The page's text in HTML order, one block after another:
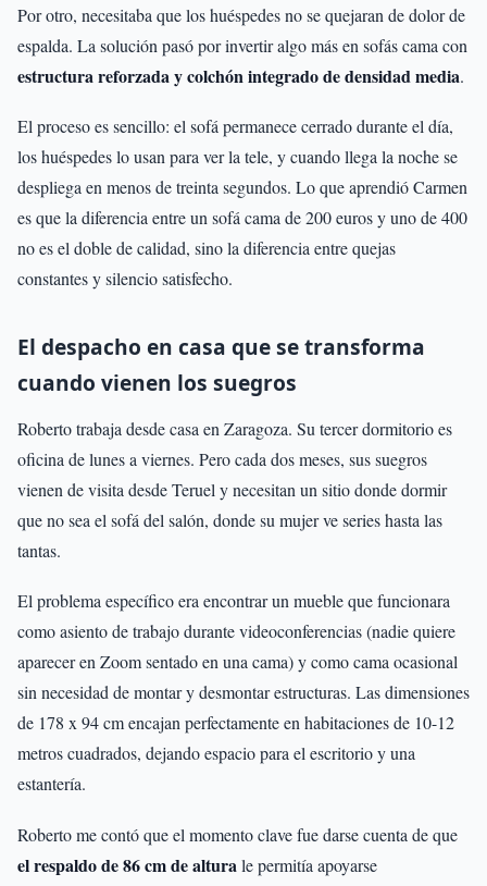
Por otro, necesitaba que los huéspedes no se quejaran de dolor de
espalda. La solución pasó por invertir algo más en sofás cama con
estructura reforzada y colchón integrado de densidad media.
El proceso es sencillo: el sofá permanece cerrado durante el día,
los huéspedes lo usan para ver la tele, y cuando llega la noche se
despliega en menos de treinta segundos. Lo que aprendió Carmen
es que la diferencia entre un sofá cama de 200 euros y uno de 400
no es el doble de calidad, sino la diferencia entre quejas
constantes y silencio satisfecho.
El despacho en casa que se transforma
cuando vienen los suegros
Roberto trabaja desde casa en Zaragoza. Su tercer dormitorio es
oficina de lunes a viernes. Pero cada dos meses, sus suegros
vienen de visita desde Teruel y necesitan un sitio donde dormir
que no sea el sofá del salón, donde su mujer ve series hasta las
tantas.
El problema específico era encontrar un mueble que funcionara
como asiento de trabajo durante videoconferencias (nadie quiere
aparecer en Zoom sentado en una cama) y como cama ocasional
sin necesidad de montar y desmontar estructuras. Las dimensiones
de 178 x 94 cm encajan perfectamente en habitaciones de 10-12
metros cuadrados, dejando espacio para el escritorio y una
estantería.
Roberto me contó que el momento clave fue darse cuenta de que
el respaldo de 86 cm de alturale permitía apoyarse